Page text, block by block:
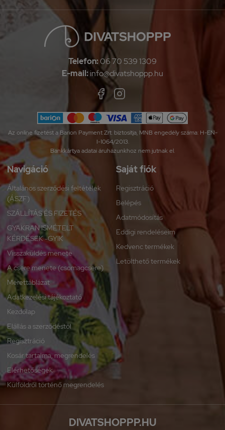
Telefon:06 70 539 1309
E-mail:info@divatshoppp.hu
Az online fizetést a Barion Payment Zrt. biztosítja, MNB engedély száma: H-EN-
I-1064/2013.
Bankkártya adatai áruházunkhoz nem jutnak el.
Navigáció
Általános szerződési feltételek
(ÁSZF)
SZÁLLÍTÁS ÉS FIZETÉS
GYAKRAN ISMÉTELT
KÉRDÉSEK -GYIK
Visszaküldés menete
A csere menete (csomagcsere)
Mérettáblázat
Adatkezelési tájékoztató
Kezdőlap
Elállás a szerződéstől
Regisztráció
Kosár tartalma, megrendelés
Elérhetőségek
Külföldről történő megrendelés
Saját fiók
Regisztráció
Belépés
Adatmódosítás
Eddigi rendeléseim
Kedvenc termékek
Letölthető termékek
DIVATSHOPPP.HU